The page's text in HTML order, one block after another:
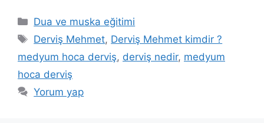
Dua ve muska eğitimi
Derviş Mehmet, Derviş Mehmet kimdir ?
medyum hoca derviş, derviş nedir, medyum
hoca derviş
Yorum yap